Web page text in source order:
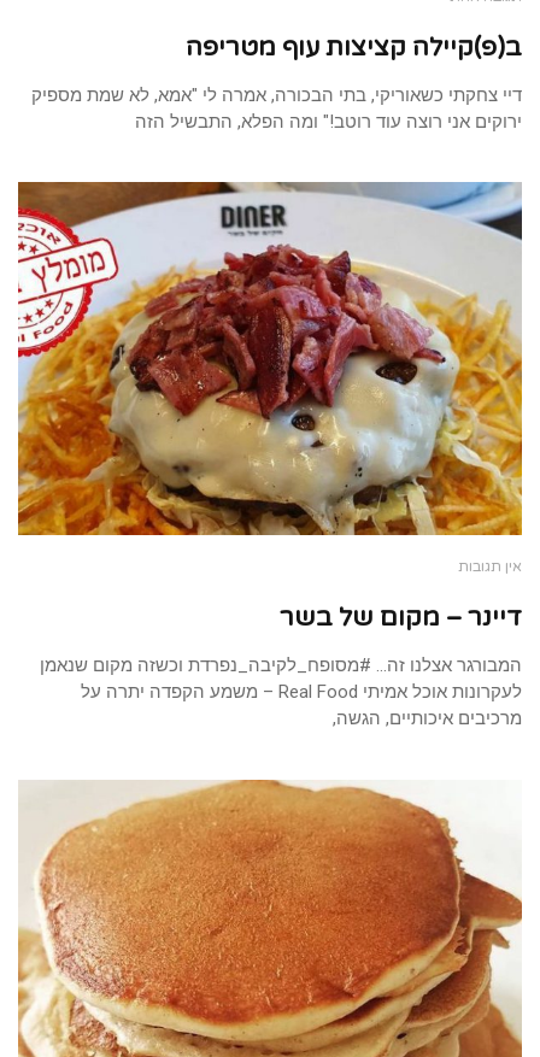
ב(פ)קיילה קציצות עוף מטריפה
דיי צחקתי כשאוריקי, בתי הבכורה, אמרה לי "אמא, לא שמת מספיק
ירוקים אני רוצה עוד רוטב!" ומה הפלא, התבשיל הזה
אין תגובות
דיינר – מקום של בשר
המבורגר אצלנו זה… #מסופח_לקיבה_נפרדת וכשזה מקום שנאמן
לעקרונות אוכל אמיתי Real Food – משמע הקפדה יתרה על
מרכיבים איכותיים, הגשה,